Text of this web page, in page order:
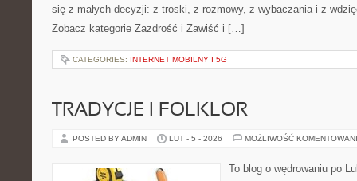
się z małych decyzji: z troski, z rozmowy, z wybaczania i z
Zobacz kategorie Zazdrość i Zawiść i […]
CATEGORIES: INTERNET MOBILNY I 5G
TRADYCJE I FOLKLOR
POSTED BY ADMIN LUT - 5 - 2026 MOŻLIWOŚĆ
To blog o wędrowaniu po